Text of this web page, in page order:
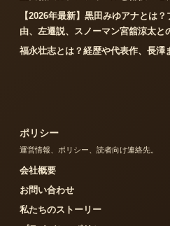
【2026年最新】黒田みゆアナとは
由、左遷説、スノーマン宮舘涼太と
福永壮志とは？経歴や代表作、長澤
ポリシー
運営情報、ポリシー、読者向け連絡先。
会社概要
お問い合わせ
私たちのストーリー